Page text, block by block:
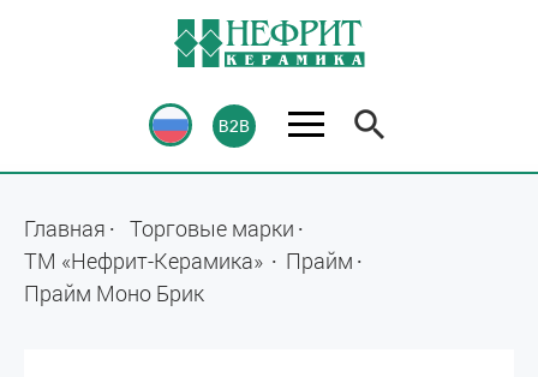
Главная
Торговые марки
ТМ «Нефрит-Керамика»
Прайм
Прайм Моно Брик